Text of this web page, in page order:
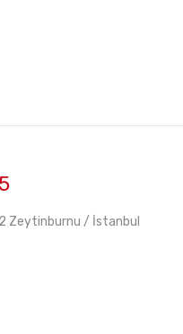
Zeytinburnu / İstanbul